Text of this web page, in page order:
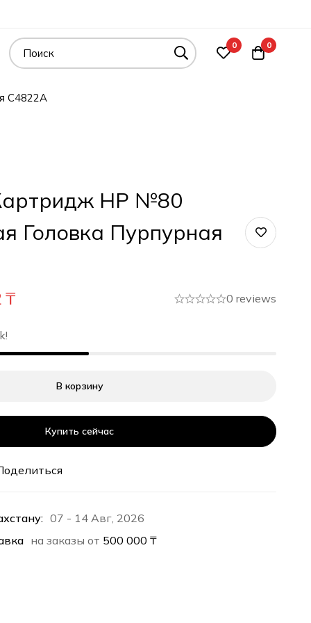
0 0
C4822A
HP №80
Головка Пурпурная
₸ 0 reviews
В корзину
Купить сейчас
07 - 14 Авг, 2026
на заказы от 500 000 ₸